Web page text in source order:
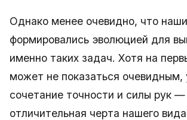
Однако менее очевидно, что
формировались эволюцией для
именно таких задач. Хотя на
может не показаться очевидным,
сочетание точности и силы рук
отличительная черта нашего